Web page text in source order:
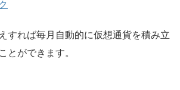
すれば毎月自動的に仮想通貨を積み立
とができます。